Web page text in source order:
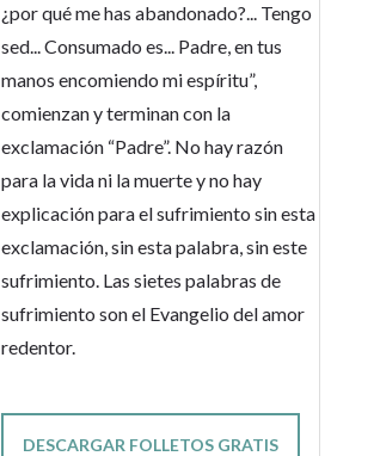
¿por qué me has abandonado?... Tengo
sed... Consumado es... Padre, en tus
manos encomiendo mi espíritu”,
comienzan y terminan con la
exclamación “Padre”. No hay razón
para la vida ni la muerte y no hay
explicación para el sufrimiento sin esta
exclamación, sin esta palabra, sin este
sufrimiento. Las sietes palabras de
sufrimiento son el Evangelio del amor
redentor.
DESCARGAR FOLLETOS GRATIS